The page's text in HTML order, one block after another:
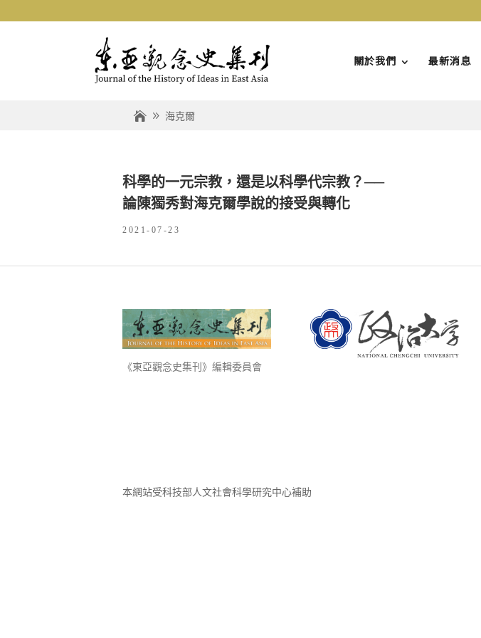
關於我們 最新消息
海克爾
科學的一元宗教，還是以科學代宗教？──
論陳獨秀對海克爾學說的接受與轉化
2021-07-23
《東亞觀念史集刊》編輯委員會
本網站受科技部人文社會科學研究中心補助